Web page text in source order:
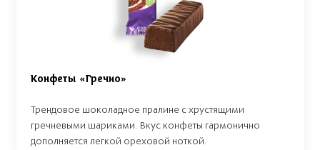
Конфеты «Гречио»
Трендовое шоколадное пралине с хрустящими
гречневыми шариками. Вкус конфеты гармонично
дополняется легкой ореховой ноткой.